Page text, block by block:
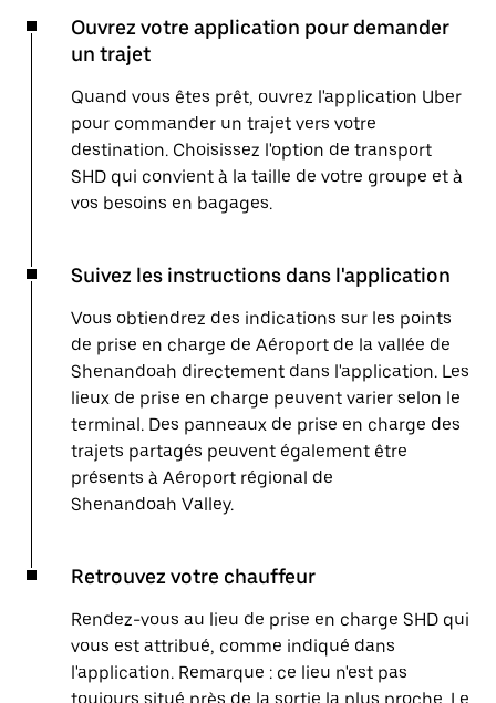
Ouvrez votre application pour demander
un trajet
Quand vous êtes prêt, ouvrez l'application Uber
pour commander un trajet vers votre
destination. Choisissez l'option de transport
SHD qui convient à la taille de votre groupe et à
vos besoins en bagages.
Suivez les instructions dans l'application
Vous obtiendrez des indications sur les points
de prise en charge de Aéroport de la vallée de
Shenandoah directement dans l'application. Les
lieux de prise en charge peuvent varier selon le
terminal. Des panneaux de prise en charge des
trajets partagés peuvent également être
présents à Aéroport régional de
Shenandoah Valley.
Retrouvez votre chauffeur
Rendez-vous au lieu de prise en charge SHD qui
vous est attribué, comme indiqué dans
l'application. Remarque : ce lieu n'est pas